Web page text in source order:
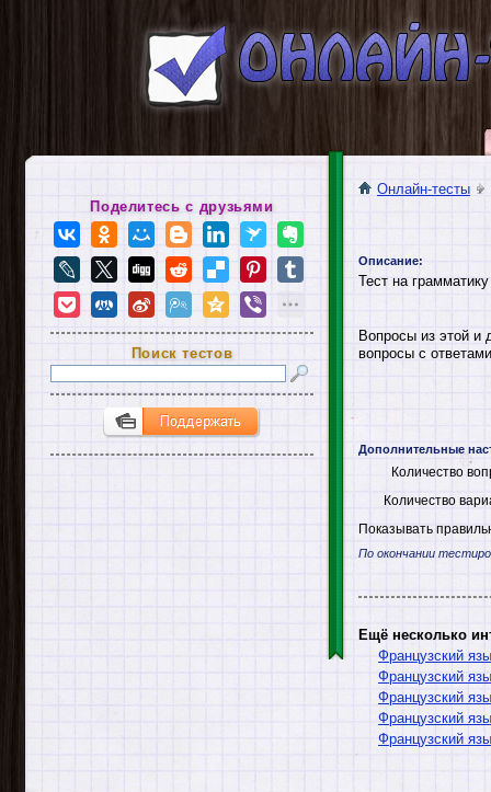
Онлайн-тесты
Описание:
Тест на
Вопросы из этой и
вопросы с
Дополнительные
Количество
Количество
Показывать
По окончании
Ещё несколько
Французский
Французский
Французский
Французский
Французский
Поделитесь с друзьями
Поиск тестов